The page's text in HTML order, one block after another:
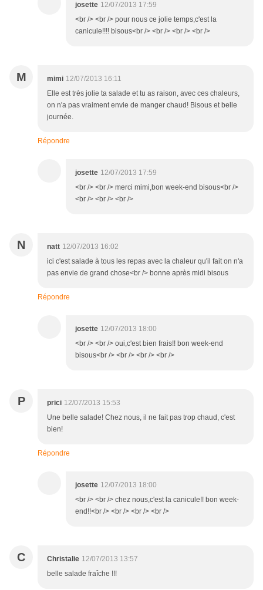
josette 12/07/2013 17:59
<br /> <br /> pour nous ce jolie temps,c'est la
canicule!!!! bisous<br /> <br /> <br /> <br />
M mimi 12/07/2013 16:11
Elle est très jolie ta salade et tu as raison, avec ces chaleurs,
on n'a pas vraiment envie de manger chaud! Bisous et belle
journée.
Répondre
josette 12/07/2013 17:59
<br /> <br /> merci mimi,bon week-end bisous<br />
<br /> <br /> <br />
N natt 12/07/2013 16:02
ici c'est salade à tous les repas avec la chaleur qu'il fait on n'a
pas envie de grand chose<br /> bonne après midi bisous
Répondre
josette 12/07/2013 18:00
<br /> <br /> oui,c'est bien frais!! bon week-end
bisous<br /> <br /> <br /> <br />
P prici 12/07/2013 15:53
Une belle salade! Chez nous, il ne fait pas trop chaud, c'est
bien!
Répondre
josette 12/07/2013 18:00
<br /> <br /> chez nous,c'est la canicule!! bon week-
end!!<br /> <br /> <br /> <br />
C Christalie 12/07/2013 13:57
belle salade fraîche !!!